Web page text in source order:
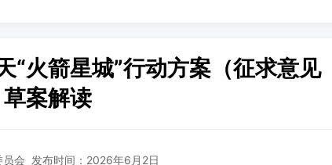
“火箭星城”行动方案（征求意见
案解读
员会 发布时间：2026年6月2日